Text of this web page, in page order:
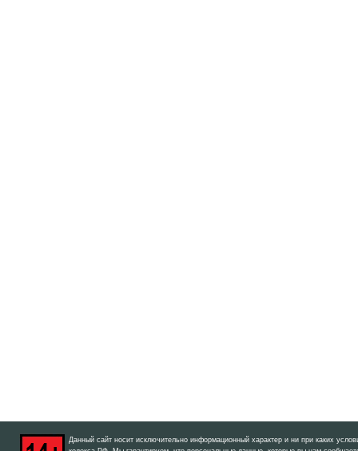
Данный сайт носит исключительно информационный характер и ни при каких